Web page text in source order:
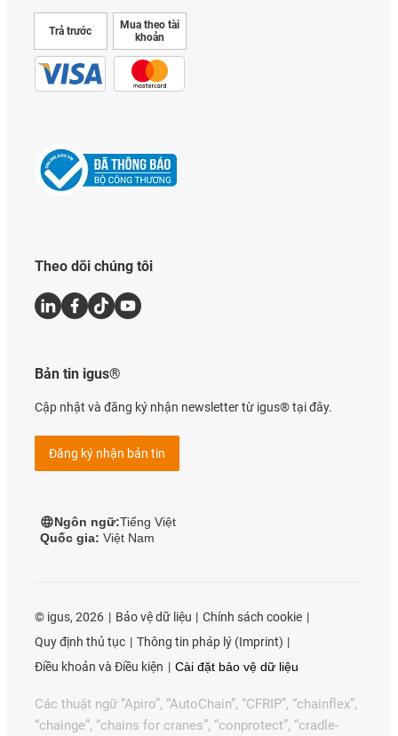
Trả trước
Mua theo tài
khoản
Theo dõi chúng tôi
Bản tin igus®
Cập nhật và đăng ký nhận newsletter từ igus® tại đây.
Đăng ký nhận bản tin
Ngôn ngữ:Tiếng Việt
Quốc gia: Việt Nam
© igus, 2026 Bảo vệ dữ liệu
Chính sách cookie
Quy định thủ tục
Thông tin pháp lý (Imprint)
Điều khoản và Điều kiện
Cài đặt bảo vệ dữ liệu
Các thuật ngữ “Apiro”, “AutoChain”, “CFRIP”, “chainflex”,
“chainge”, “chains for cranes”, “conprotect”, “cradle-